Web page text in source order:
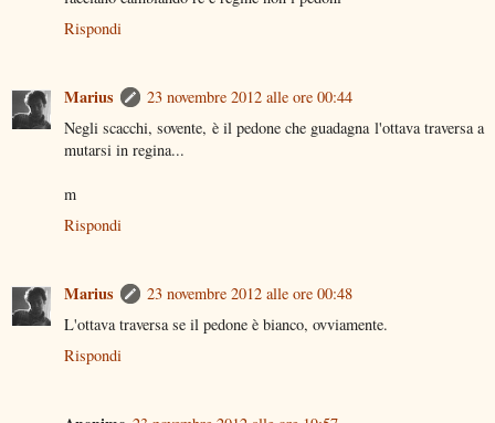
Rispondi
Marius
23 novembre 2012 alle ore 00:44
Negli scacchi, sovente, è il pedone che guadagna l'ottava traversa a
mutarsi in regina...
m
Rispondi
Marius
23 novembre 2012 alle ore 00:48
L'ottava traversa se il pedone è bianco, ovviamente.
Rispondi